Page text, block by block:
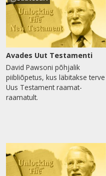
Avades Uut Testamenti
David Pawsoni põhjalik
piibliõpetus, kus läbitakse terve
Uus Testament raamat-
raamatult.